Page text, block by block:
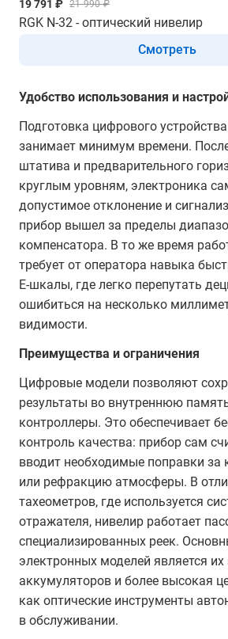
19 791 ₽ 21 990 ₽
RGK N-32 - оптический нивелир
Смотреть
Удобство использования и
Подготовка цифрового
занимает минимум времени.
штатива и предварительного
круглым уровням, электроника
допустимое отклонение и
прибор вышел за пределы
компенсатора. В то же время
требует от оператора навыка
Е-шкалы, где легко перепутать
ошибиться на несколько
видимости.
Преимущества и ограничения
Цифровые модели позволяют
результаты во внутреннюю
контроллеры. Это обеспечивает
контроль качества: прибор сам
вводит необходимые поправки за
или рефракцию атмосферы. В
тахеометров, где используется
отражателя, нивелир работает
специализированных реек.
электронных моделей является
аккумуляторов и более высокая
как оптические инструменты
в обслуживании.